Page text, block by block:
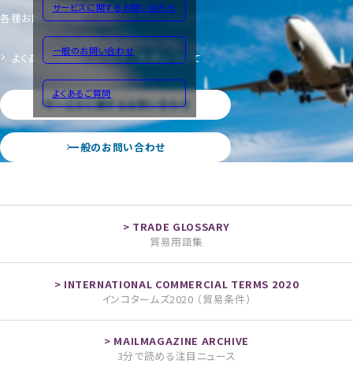
サービスに関するお問い合わせ
一般のお問い合わせ
よくあるご質問
各種お問い合わせ
よくあるご質問 サイトのご利用について
サービスに関するお問い合わせ
一般のお問い合わせ
貿易用語集
インコタームズ2020 （貿易条件）
3分で読める注目ニュース